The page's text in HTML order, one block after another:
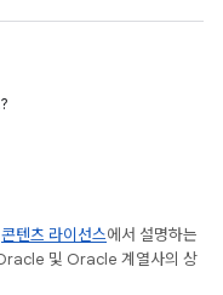
콘텐츠 라이선스에서 설명하는
및 Oracle 계열사의 상